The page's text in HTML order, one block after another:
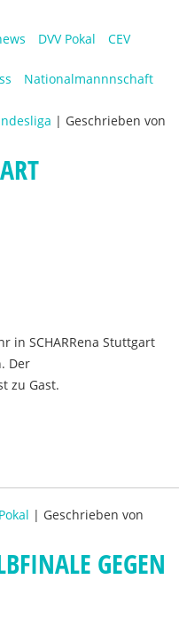
DVV Pokal CEV
Nationalmannnschaft
| Geschrieben von
in SCHARRena Stuttgart
Der
zu Gast.
| Geschrieben von
GEGEN